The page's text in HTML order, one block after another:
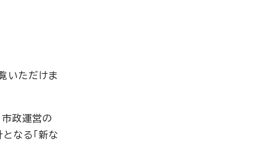
いただけま
政運営の
なる「新な